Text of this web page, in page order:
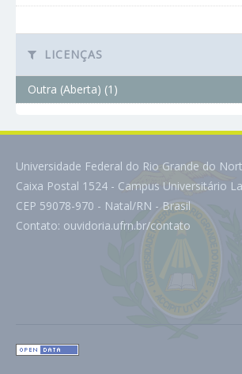
LICENÇAS
Outra (Aberta) (1)
Universidade Federal do Rio Grande do
Caixa Postal 1524 - Campus Universitário
CEP 59078-970 - Natal/RN - Brasil
Contato: ouvidoria.ufrn.br/contato